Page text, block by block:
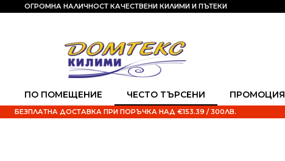
ПО ПОМЕЩЕНИЕ ЧЕСТО ТЪРСЕНИ ПРОМОЦИЯ
ОГРОМНА НАЛИЧНОСТ КАЧЕСТВЕНИ КИЛИМИ И ПЪТЕКИ
БЕЗПЛАТНА ДОСТАВКА ПРИ ПОРЪЧКА НАД €153.39 / 300ЛВ.